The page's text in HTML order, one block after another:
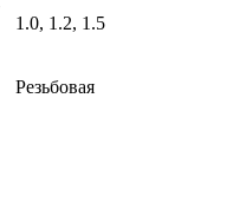
1.0, 1.2, 1.5
Резьбовая